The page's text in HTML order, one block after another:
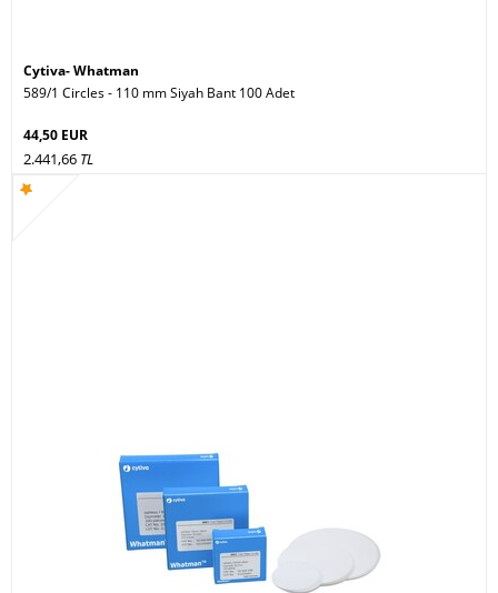
Cytiva- Whatman
589/1 Circles - 110 mm Siyah Bant 100 Adet
44,50 EUR
2.441,66 TL